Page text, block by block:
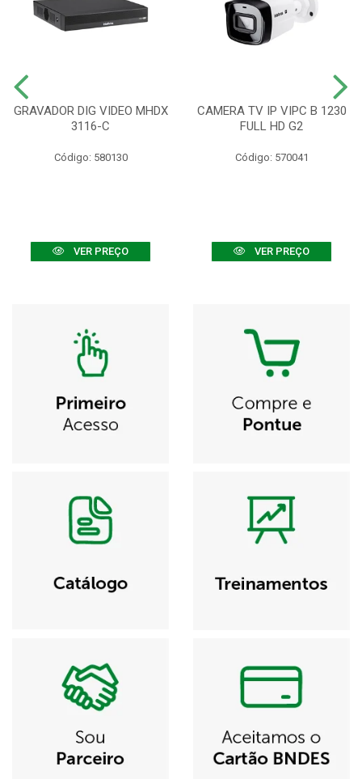
GRAVADOR DIG VIDEO MHDX
3116-C
Código: 580130
VER PREÇO
CAMERA TV IP VIPC B 1230
FULL HD G2
Código: 570041
VER PREÇO